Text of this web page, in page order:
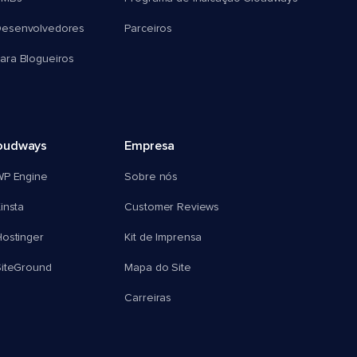
Blogueiros
Parceiros
Engine
Empresa
Sobre nós
Customer Reviews
Kit de Imprensa
Mapa do Site
Carreiras